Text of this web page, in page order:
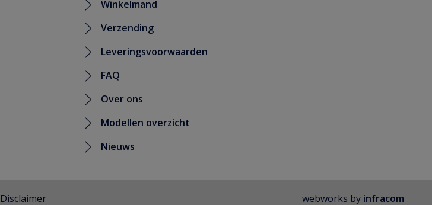
Winkelmand
Verzending
Leveringsvoorwaarden
FAQ
Over ons
Modellen overzicht
Nieuws
Disclaimer webworks by infracom